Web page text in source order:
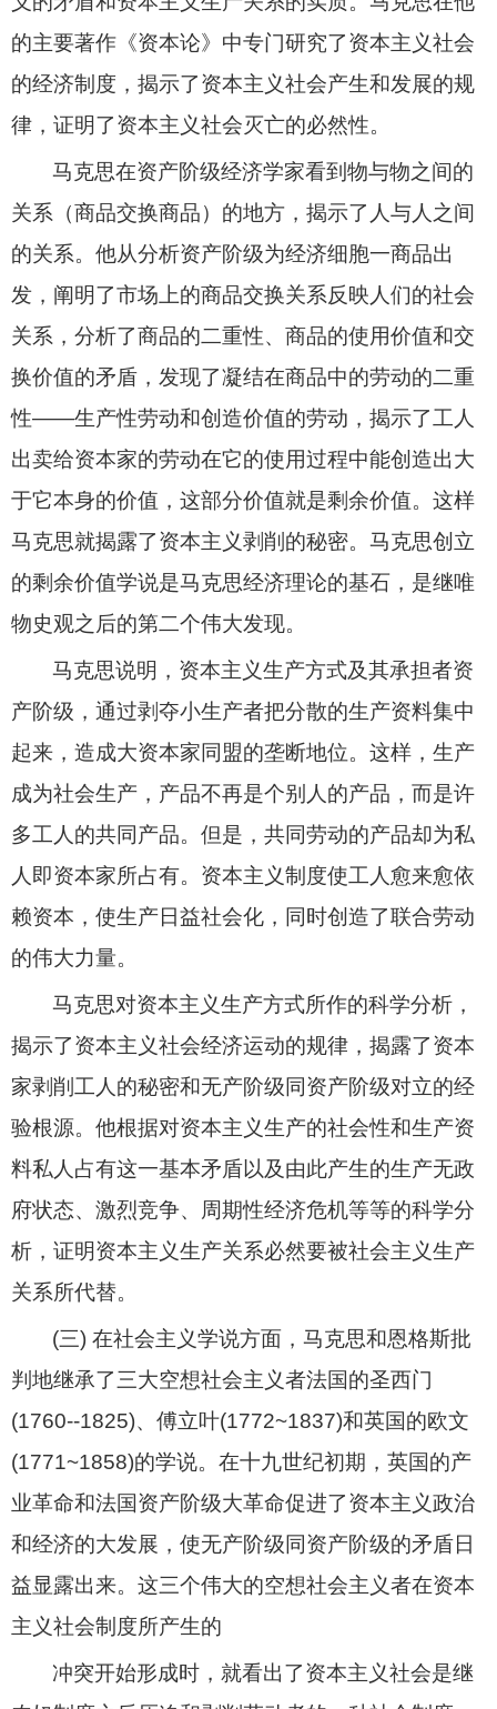
的主要著作《资本论》中专门研究了资本主义社会
的经济制度，揭示了资本主义社会产生和发展的规
律，证明了资本主义社会灭亡的必然性。
马克思在资产阶级经济学家看到物与物之间的
关系（商品交换商品）的地方，揭示了人与人之间
的关系。他从分析资产阶级为经济细胞一商品出
发，阐明了市场上的商品交换关系反映人们的社会
关系，分析了商品的二重性、商品的使用价值和交
换价值的矛盾，发现了凝结在商品中的劳动的二重
性——生产性劳动和创造价值的劳动，揭示了工人
出卖给资本家的劳动在它的使用过程中能创造出大
于它本身的价值，这部分价值就是剩余价值。这样
马克思就揭露了资本主义剥削的秘密。马克思创立
的剩余价值学说是马克思经济理论的基石，是继唯
物史观之后的第二个伟大发现。
马克思说明，资本主义生产方式及其承担者资
产阶级，通过剥夺小生产者把分散的生产资料集中
起来，造成大资本家同盟的垄断地位。这样，生产
成为社会生产，产品不再是个别人的产品，而是许
多工人的共同产品。但是，共同劳动的产品却为私
人即资本家所占有。资本主义制度使工人愈来愈依
赖资本，使生产日益社会化，同时创造了联合劳动
的伟大力量。
马克思对资本主义生产方式所作的科学分析，
揭示了资本主义社会经济运动的规律，揭露了资本
家剥削工人的秘密和无产阶级同资产阶级对立的经
验根源。他根据对资本主义生产的社会性和生产资
料私人占有这一基本矛盾以及由此产生的生产无政
府状态、激烈竞争、周期性经济危机等等的科学分
析，证明资本主义生产关系必然要被社会主义生产
关系所代替。
(三)在社会主义学说方面，马克思和恩格斯批
判地继承了三大空想社会主义者法国的圣西门
(1760--1825)、傅立叶(1772~1837)和英国的欧文
(1771~1858)的学说。在十九世纪初期，英国的产
业革命和法国资产阶级大革命促进了资本主义政治
和经济的大发展，使无产阶级同资产阶级的矛盾日
益显露出来。这三个伟大的空想社会主义者在资本
主义社会制度所产生的
冲突开始形成时，就看出了资本主义社会是继